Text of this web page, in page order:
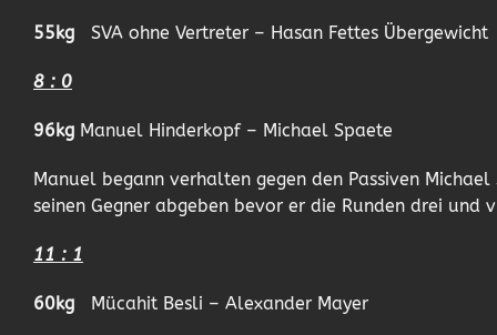
55kg SVA ohne Vertreter – Hasan Fettes Übergewicht
8 : 0
96kg Manuel Hinderkopf – Michael Spaete
Manuel begann verhalten gegen den Passiven
seinen Gegner abgeben bevor er die Runden drei und
11 : 1
60kg Mücahit Besli – Alexander Mayer